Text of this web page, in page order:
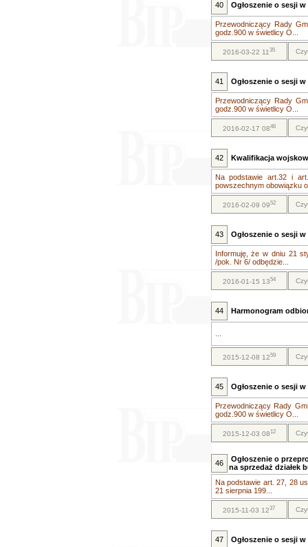
40 Ogłoszenie o sesji
Przewodniczący Rady
godz.900 w świetlicy O...
2016-03-22 1135
41 Ogłoszenie o sesji
Przewodniczący Rady
godz.900 w świetlicy O...
2016-02-17 0846
42 Kwalifikacja
Na podstawie art.32 i
powszechnym obowiązku
2016-02-09 0952
43 Ogłoszenie o sesji
Informuję, że w dniu 21
/pok. Nr 6/ odbędzie...
2016-01-15 1354
44 Harmonogram
2015-12-08 1259
45 Ogłoszenie o sesji
Przewodniczący Rady
godz.900 w świetlicy O...
2015-12-03 0812
46
Ogłoszenie o
na sprzedaż działek
Na podstawie art. 27, 28
21 sierpnia 199...
2015-11-03 1237
47 Ogłoszenie o sesji